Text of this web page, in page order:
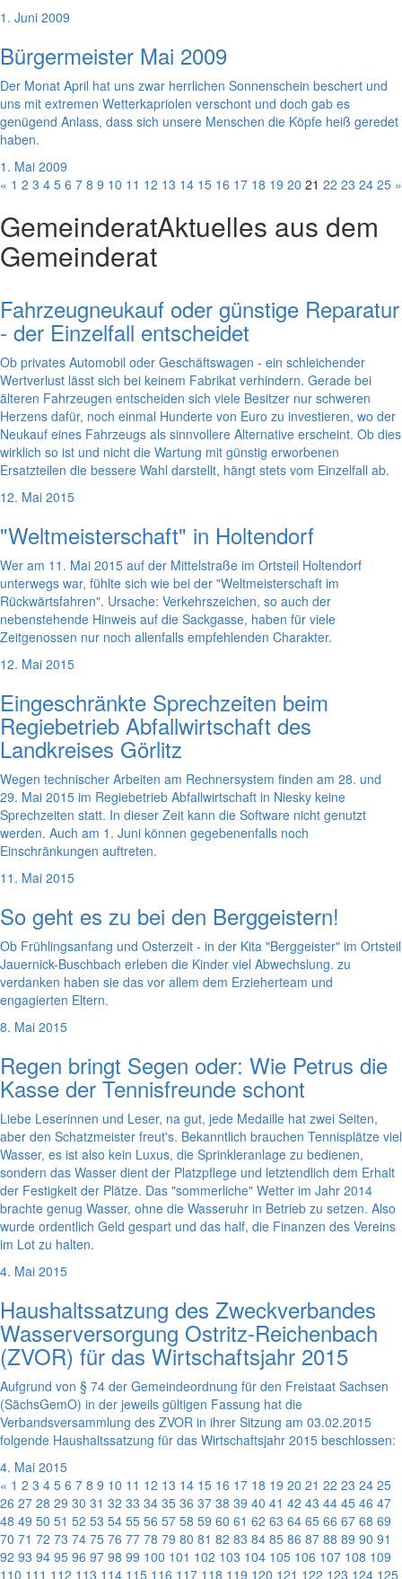
1. Juni 2009
Bürgermeister Mai 2009
Der Monat April hat uns zwar herrlichen Sonnenschein beschert und
uns mit extremen Wetterkapriolen verschont und doch gab es
genügend Anlass, dass sich unsere Menschen die Köpfe heiß geredet
haben.
1. Mai 2009
« 1 2 3 4 5 6 7 8 9 10 11 12 13 14 15 16 17 18 19 20 21 22 23 24 25 »
GemeinderatAktuelles aus dem
Gemeinderat
Fahrzeugneukauf oder günstige Reparatur
- der Einzelfall entscheidet
Ob privates Automobil oder Geschäftswagen - ein schleichender
Wertverlust lässt sich bei keinem Fabrikat verhindern. Gerade bei
älteren Fahrzeugen entscheiden sich viele Besitzer nur schweren
Herzens dafür, noch einmal Hunderte von Euro zu investieren, wo der
Neukauf eines Fahrzeugs als sinnvollere Alternative erscheint. Ob dies
wirklich so ist und nicht die Wartung mit günstig erworbenen
Ersatzteilen die bessere Wahl darstellt, hängt stets vom Einzelfall ab.
12. Mai 2015
"Weltmeisterschaft" in Holtendorf
Wer am 11. Mai 2015 auf der Mittelstraße im Ortsteil Holtendorf
unterwegs war, fühlte sich wie bei der "Weltmeisterschaft im
Rückwärtsfahren". Ursache: Verkehrszeichen, so auch der
nebenstehende Hinweis auf die Sackgasse, haben für viele
Zeitgenossen nur noch allenfalls empfehlenden Charakter.
12. Mai 2015
Eingeschränkte Sprechzeiten beim
Regiebetrieb Abfallwirtschaft des
Landkreises Görlitz
Wegen technischer Arbeiten am Rechnersystem finden am 28. und
29. Mai 2015 im Regiebetrieb Abfallwirtschaft in Niesky keine
Sprechzeiten statt. In dieser Zeit kann die Software nicht genutzt
werden. Auch am 1. Juni können gegebenenfalls noch
Einschränkungen auftreten.
11. Mai 2015
So geht es zu bei den Berggeistern!
Ob Frühlingsanfang und Osterzeit - in der Kita "Berggeister" im Ortsteil
Jauernick-Buschbach erleben die Kinder viel Abwechslung. zu
verdanken haben sie das vor allem dem Erzieherteam und
engagierten Eltern.
8. Mai 2015
Regen bringt Segen oder: Wie Petrus die
Kasse der Tennisfreunde schont
Liebe Leserinnen und Leser, na gut, jede Medaille hat zwei Seiten,
aber den Schatzmeister freut's. Bekanntlich brauchen Tennisplätze viel
Wasser, es ist also kein Luxus, die Sprinkleranlage zu bedienen,
sondern das Wasser dient der Platzpflege und letztendlich dem Erhalt
der Festigkeit der Plätze. Das "sommerliche" Wetter im Jahr 2014
brachte genug Wasser, ohne die Wasseruhr in Betrieb zu setzen. Also
wurde ordentlich Geld gespart und das half, die Finanzen des Vereins
im Lot zu halten.
4. Mai 2015
Haushaltssatzung des Zweckverbandes
Wasserversorgung Ostritz-Reichenbach
(ZVOR) für das Wirtschaftsjahr 2015
Aufgrund von § 74 der Gemeindeordnung für den Freistaat Sachsen
(SächsGemO) in der jeweils gültigen Fassung hat die
Verbandsversammlung des ZVOR in ihrer Sitzung am 03.02.2015
folgende Haushaltssatzung für das Wirtschaftsjahr 2015 beschlossen:
4. Mai 2015
« 1 2 3 4 5 6 7 8 9 10 11 12 13 14 15 16 17 18 19 20 21 22 23 24 25
26 27 28 29 30 31 32 33 34 35 36 37 38 39 40 41 42 43 44 45 46 47
48 49 50 51 52 53 54 55 56 57 58 59 60 61 62 63 64 65 66 67 68 69
70 71 72 73 74 75 76 77 78 79 80 81 82 83 84 85 86 87 88 89 90 91
92 93 94 95 96 97 98 99 100 101 102 103 104 105 106 107 108 109
110 111 112 113 114 115 116 117 118 119 120 121 122 123 124 125